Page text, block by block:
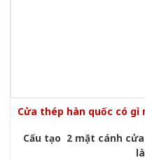
Cửa thép hàn quốc có gì
Cấu tạo 2 mặt cánh